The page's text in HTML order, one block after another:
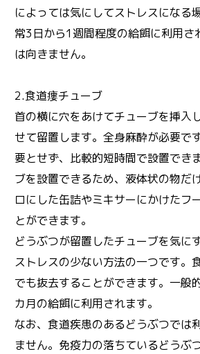
によっては気にしてストレスになる
常3日から1週間程度の給餌に利用さ
は向きません。
2.食道瘻チューブ
首の横に穴をあけてチューブを挿入
せて留置します。全身麻酔が必要で
要とせず、比較的短時間で設置でき
ブを設置できるため、液体状の物だ
ロにした缶詰やミキサーにかけたフ
とができます。
どうぶつが留置したチューブを気に
ストレスの少ない方法の一つです。
でも抜去することができます。一般
カ月の給餌に利用されます。
なお、食道疾患のあるどうぶつでは
ません。免疫力の落ちているどうぶ